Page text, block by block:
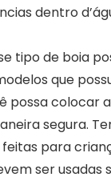
dentro
tipo de boia
que
possa colocar
segura.
para
ser usadas